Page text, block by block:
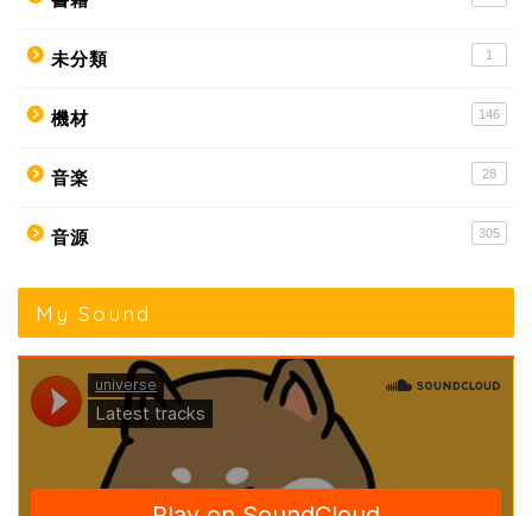
未分類 1
機材 146
音楽 28
音源 305
My Sound